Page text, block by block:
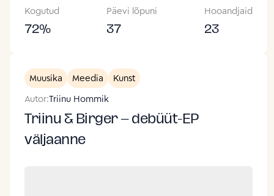
Kogutud
72%
Päevi lõpuni
37
Hooandjaid
23
Muusika Meedia
Kunst
Autor:Triinu Hommik
Triinu & Birger – debüüt-EP
väljaanne